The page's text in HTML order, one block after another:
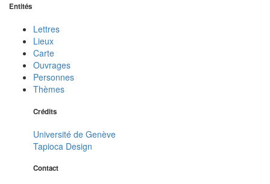
Entités
Lettres
Lieux
Carte
Ouvrages
Personnes
Thèmes
Crédits
Université de Genève
Tapioca Design
Contact